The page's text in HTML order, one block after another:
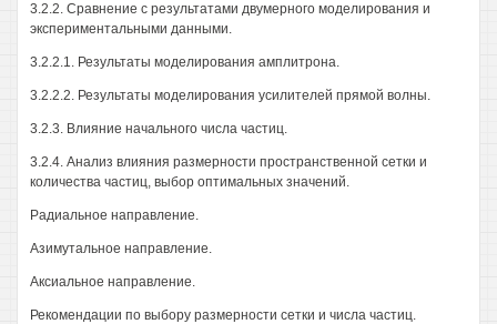
3.2.2. Сравнение с результатами двумерного моделирования и
экспериментальными данными.
3.2.2.1. Результаты моделирования амплитрона.
3.2.2.2. Результаты моделирования усилителей прямой волны.
3.2.3. Влияние начального числа частиц.
3.2.4. Анализ влияния размерности пространственной сетки и
количества частиц, выбор оптимальных значений.
Радиальное направление.
Азимутальное направление.
Аксиальное направление.
Рекомендации по выбору размерности сетки и числа частиц.